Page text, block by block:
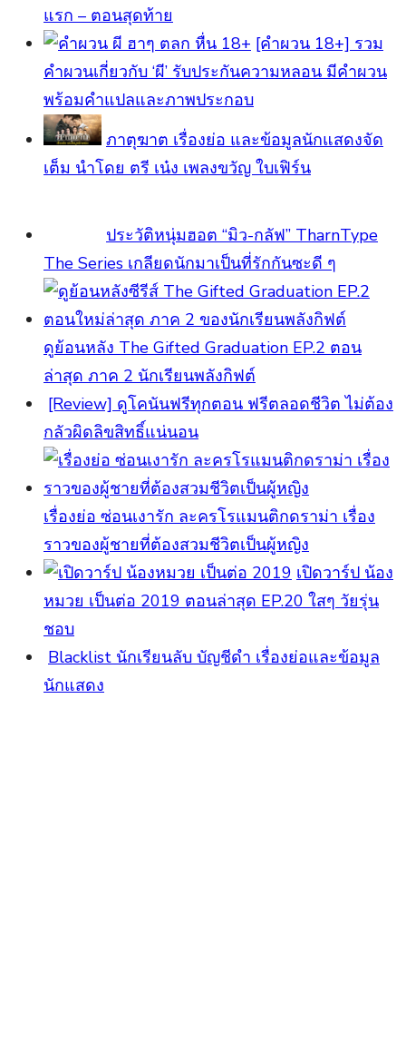
แรก – ตอนสุดท้าย
[คําผวน 18+] รวม
คำผวนเกี่ยวกับ ‘ผี’ รับประกันความหลอน มีคำผวน
พร้อมคำแปลและภาพประกอบ
ภาตุฆาต เรื่องย่อ และข้อมูลนักแสดงจัด
เต็ม นำโดย ตรี เน๋ง เพลงขวัญ ใบเฟิร์น
ประวัติหนุ่มฮอต “มิว-กลัฟ” TharnType
The Series เกลียดนักมาเป็นที่รักกันซะดี ๆ
ดูย้อนหลัง The Gifted Graduation EP.2 ตอน
ล่าสุด ภาค 2 นักเรียนพลังกิฟต์
[Review] ดูโคนันฟรีทุกตอน ฟรีตลอดชีวิต ไม่ต้อง
กลัวผิดลิขสิทธิ์แน่นอน
เรื่องย่อ ซ่อนเงารัก ละครโรแมนติกดราม่า เรื่อง
ราวของผู้ชายที่ต้องสวมชีวิตเป็นผู้หญิง
เปิดวาร์ป น้อง
หมวย เป็นต่อ 2019 ตอนล่าสุด EP.20 ใสๆ วัยรุ่น
ชอบ
Blacklist นักเรียนลับ บัญชีดำ เรื่องย่อและข้อมูล
นักแสดง